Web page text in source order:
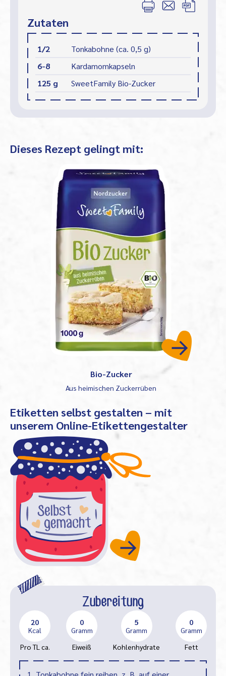
Zutaten
1/2
Tonkabohne (ca. 0,5 g)
6-8
Kardamomkapseln
125 g
SweetFamily Bio-Zucker
Dieses Rezept gelingt mit:
Bio-Zucker
Aus heimischen Zuckerrüben
Etiketten selbst gestalten – mit
unserem Online-Etikettengestalter
Zubereitung
20
Kcal
Pro TL ca.
0
Gramm
Eiweiß
5
Gramm
Kohlenhydrate
0
Gramm
Fett